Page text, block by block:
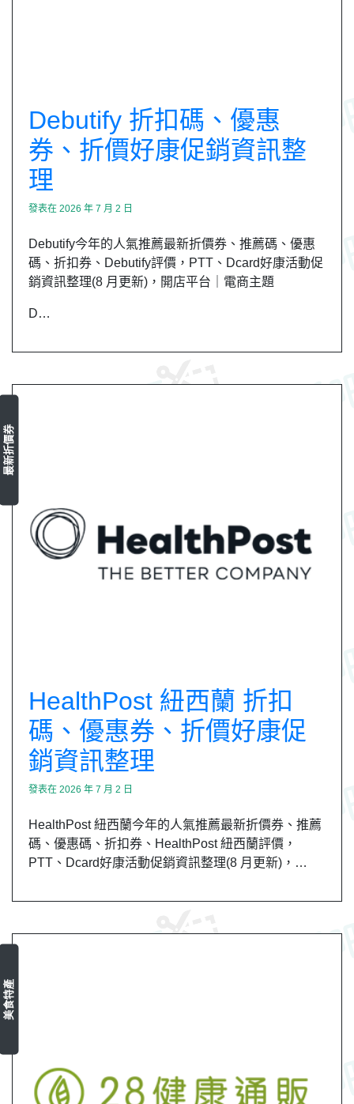
Debutify 折扣碼、優惠
券、折價好康促銷資訊整
理
發表在 2026 年 7 月 2 日
Debutify今年的人氣推薦最新折價券、推薦碼、優惠
碼、折扣券、Debutify評價，PTT、Dcard好康活動促
銷資訊整理(8 月更新)，開店平台｜電商主題
D…
最新折價券
HealthPost 紐西蘭 折扣
碼、優惠券、折價好康促
銷資訊整理
發表在 2026 年 7 月 2 日
HealthPost 紐西蘭今年的人氣推薦最新折價券、推薦
碼、優惠碼、折扣券、HealthPost 紐西蘭評價，
PTT、Dcard好康活動促銷資訊整理(8 月更新)，…
美食特產